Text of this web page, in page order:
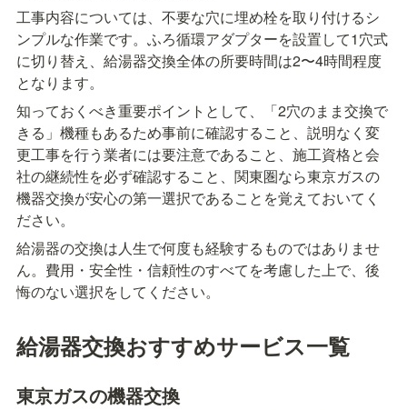
工事内容については、不要な穴に埋め栓を取り付けるシ
ンプルな作業です。ふろ循環アダプターを設置して1穴式
に切り替え、給湯器交換全体の所要時間は2〜4時間程度
となります。
知っておくべき重要ポイントとして、「2穴のまま交換で
きる」機種もあるため事前に確認すること、説明なく変
更工事を行う業者には要注意であること、施工資格と会
社の継続性を必ず確認すること、関東圏なら東京ガスの
機器交換が安心の第一選択であることを覚えておいてく
ださい。
給湯器の交換は人生で何度も経験するものではありませ
ん。費用・安全性・信頼性のすべてを考慮した上で、後
悔のない選択をしてください。
給湯器交換おすすめサービス一覧
東京ガスの機器交換